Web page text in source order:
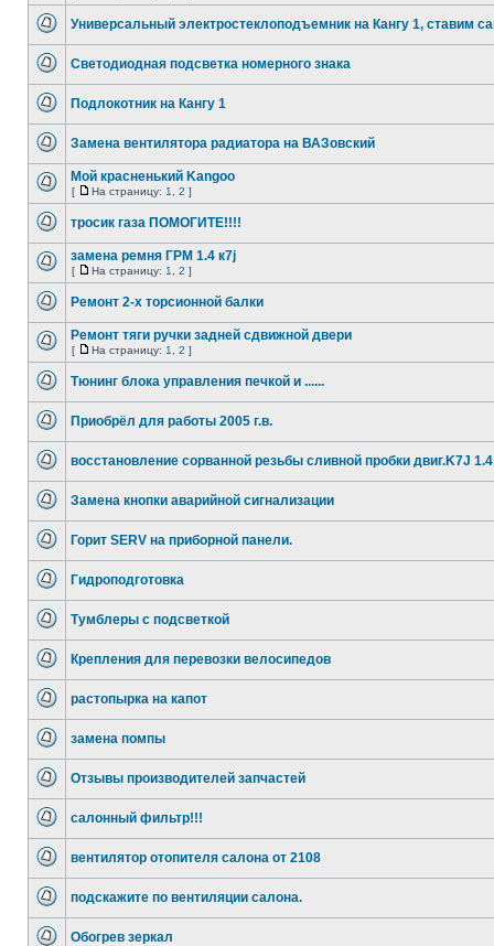
Универсальный электростеклоподъемник на Кангу 1, ставим
Светодиодная подсветка номерного знака
Подлокотник на Кангу 1
Замена вентилятора радиатора на ВАЗовский
Мой красненький Kangoo
[ На страницу: 1 2 ]
тросик газа ПОМОГИТЕ!!!!
замена ремня ГРМ 1.4 к7j
[ На страницу: 1 2 ]
Ремонт 2-х торсионной балки
Ремонт тяги ручки задней сдвижной двери
[ На страницу: 1 2 ]
Тюнинг блока управления печкой и ......
Приобрёл для работы 2005 г.в.
восстановление сорванной резьбы сливной пробки двиг.K7J 1.4
Замена кнопки аварийной сигнализации
Горит SERV на приборной панели.
Гидроподготовка
Тумблеры с подсветкой
Крепления для перевозки велосипедов
растопырка на капот
замена помпы
Отзывы производителей запчастей
салонный фильтр!!!
вентилятор отопителя салона от 2108
подскажите по вентиляции салона.
Обогрев зеркал